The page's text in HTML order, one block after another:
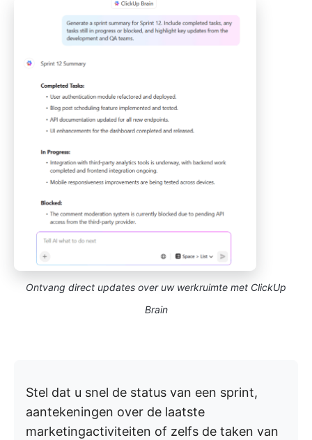
Ontvang direct updates over uw werkruimte met ClickUp
Brain
Stel dat u snel de status van een sprint,
aantekeningen over de laatste
marketingactiviteiten of zelfs de taken van